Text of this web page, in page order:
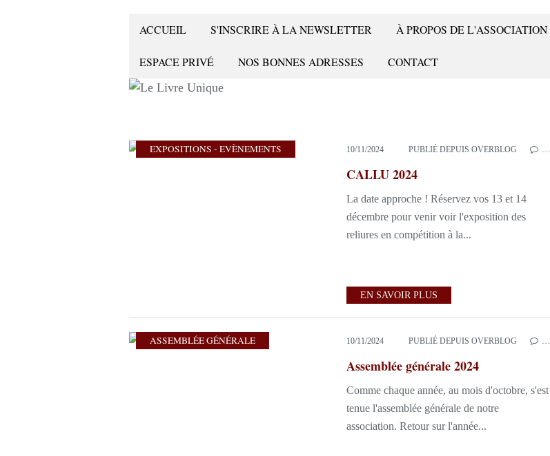
ACCUEIL S'INSCRIRE À LA NEWSLETTER À PROPOS DE L'ASSOCIATION
ESPACE PRIVÉ NOS BONNES ADRESSES CONTACT
EXPOSITIONS - EVÈNEMENTS 10/11/2024 PUBLIÉ DEPUIS OVERBLOG …
CALLU 2024
La date approche ! Réservez vos 13 et 14
décembre pour venir voir l'exposition des
reliures en compétition à la...
EN SAVOIR PLUS
ASSEMBLÉE GÉNÉRALE 10/11/2024 PUBLIÉ DEPUIS OVERBLOG …
Assemblée générale 2024
Comme chaque année, au mois d'octobre, s'est
tenue l'assemblée générale de notre
association. Retour sur l'année...